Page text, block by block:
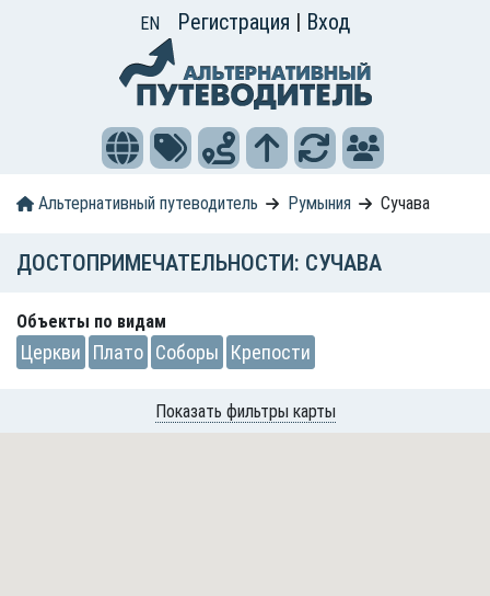
EN Регистрация | Вход
Альтернативный путеводитель Румыния Сучава
ДОСТОПРИМЕЧАТЕЛЬНОСТИ: СУЧАВА
Объекты по видам
Церкви Плато Соборы Крепости
Показать фильтры карты